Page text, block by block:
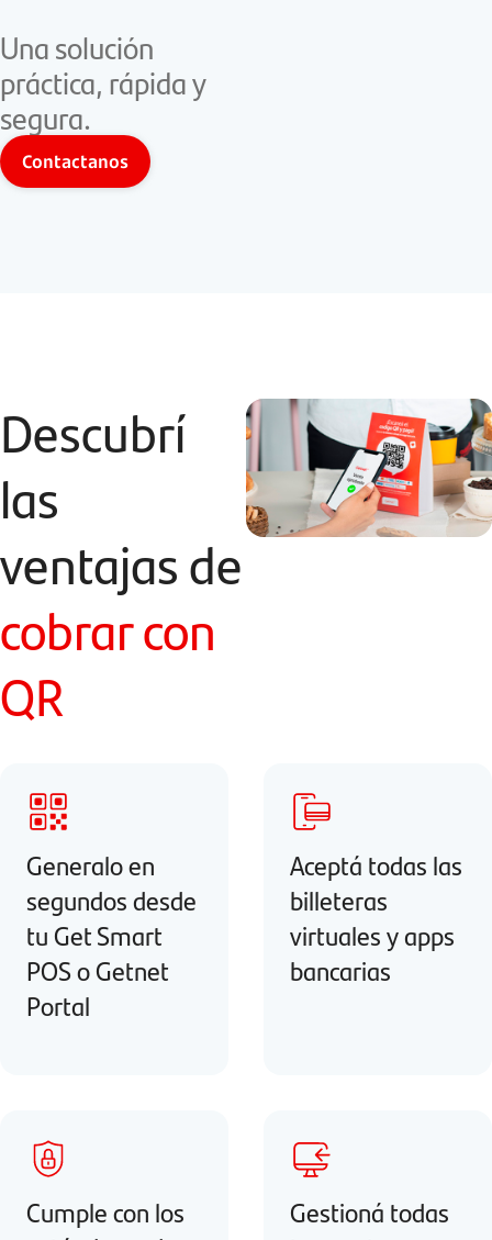
Una solución
práctica, rápida y
segura.
Contactanos
Descubrí
las
ventajas de
cobrar con
QR
Generalo en
segundos desde
tu Get Smart
POS o Getnet
Portal
Aceptá todas las
billeteras
virtuales y apps
bancarias
Cumple con los
Gestioná todas